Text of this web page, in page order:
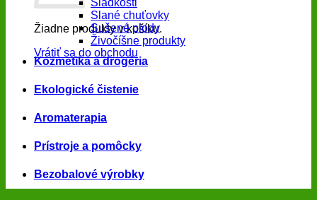
Žiadne produkty v košíku.
Vrátiť sa do obchodu
Sladkosti
Slané chuťovky
Sušené plody
Živočíšne produkty
Kozmetika a drogéria
Ekologické čistenie
Aromaterapia
Prístroje a pomôcky
Bezobalové výrobky